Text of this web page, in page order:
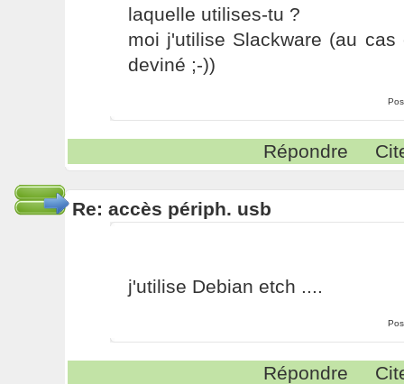
laquelle utilises-tu ?
moi j'utilise Slackware (au
deviné ;-))
Répondre
Re: accès périph. usb
j'utilise Debian etch ....
Répondre